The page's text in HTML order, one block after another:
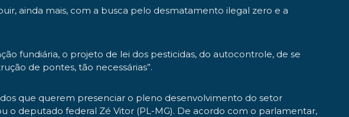
ainda mais, com a busca pelo desmatamento ilegal zero e a
fundiária, o projeto de lei dos pesticidas, do autocontrole, de se
de pontes, tão necessárias”.
que querem presenciar o pleno desenvolvimento do setor
o deputado federal Zé Vitor (PL-MG). De acordo com o parlamentar,